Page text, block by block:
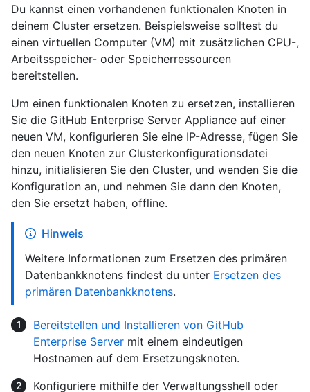
Du kannst einen vorhandenen funktionalen Knoten in
deinem Cluster ersetzen. Beispielsweise solltest du
einen virtuellen Computer (VM) mit zusätzlichen CPU-,
Arbeitsspeicher- oder Speicherressourcen
bereitstellen.
Um einen funktionalen Knoten zu ersetzen, installieren
Sie die GitHub Enterprise Server Appliance auf einer
neuen VM, konfigurieren Sie eine IP-Adresse, fügen Sie
den neuen Knoten zur Clusterkonfigurationsdatei
hinzu, initialisieren Sie den Cluster, und wenden Sie die
Konfiguration an, und nehmen Sie dann den Knoten,
den Sie ersetzt haben, offline.
Hinweis
Weitere Informationen zum Ersetzen des primären
Datenbankknotens findest du unter Ersetzen des
primären Datenbankknotens.
Bereitstellen und Installieren von GitHub
Enterprise Server mit einem eindeutigen
Hostnamen auf dem Ersetzungsknoten.
Konfiguriere mithilfe der Verwaltungsshell oder